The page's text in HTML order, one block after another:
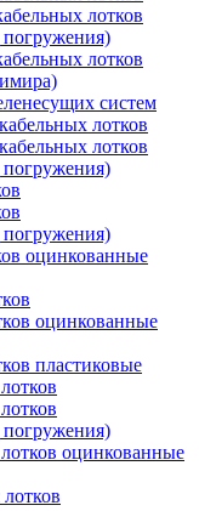
лотков
погружения)
лотков
систем
лотков
лотков
погружения)
погружения)
оцинкованные
оцинкованные
пластиковые
погружения)
оцинкованные